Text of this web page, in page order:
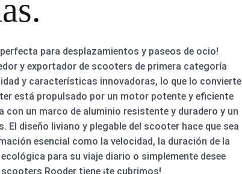
para desplazamientos y paseos de ocio!
y exportador de scooters de primera categoría
y características innovadoras, lo que lo convierte
está propulsado por un motor potente y eficiente
con un marco de aluminio resistente y duradero y un
diseño liviano y plegable del scooter hace que sea
esencial como la velocidad, la duración de la
para su viaje diario o simplemente desee
Rooder tiene ¡te cubrimos!